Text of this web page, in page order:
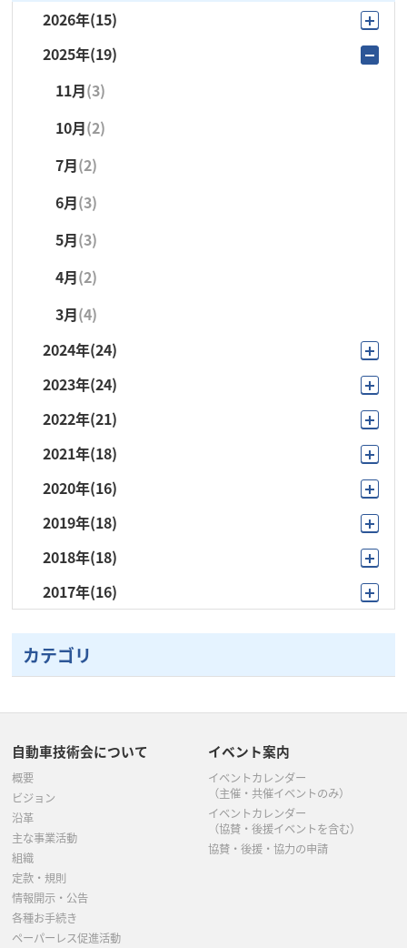
2026年(15)
7月(2)
6月(4)
5月(4)
4月(2)
3月(1)
2月(1)
1月(1)
2025年(19)
11月(3)
10月(2)
7月(2)
6月(3)
5月(3)
4月(2)
3月(4)
2024年(24)
12月(1)
11月(1)
10月(1)
9月(3)
8月 (1)
(3)
6月(3)
5月(5)
4月(2)
2月(2)
2023年(24)
11月(2)
10月(3)
9月(1)
8月(1)
7月 (2)
6月(5)
5月(3)
4月(2)
3月(3)
2月(2)
2022年(21)
10月(3)
9月(1)
8月(1)
7月(2)
6月(4)
5月
4月(2)
3月(3)
2月(1)
2021年(18)
11月(1)
10月(3)
9月(3)
8月(1)
7月(2)
6月(2)
5月(4)
4月(1)
2020年(16)
12月(1)
10月(2)
9月(2)
6月(1)
5月(1)
4月(7)
3月(2)
2019年(18)
11月(1)
10月(2)
9月(1)
8月(1)
7月(4)
5月(4)
2018年(18)
11月(1)
10月(1)
9月 (1)
6月(1)
2月(1)
2017年(16)
10月(1)
9月(1)
7月 (2)
3月(4)
2月
カテゴリ
自動車技術会について
概要
ビジョン
沿革
主な事業活動
組織
定款・規則
情報開示・公告
各種お手続き
ペーパーレス促進活動
イベント案内
イベントカレンダー
（主催・共催イベントのみ）
イベントカレンダー
（協賛・後援イベントを含む）
協賛・後援・協力の申請